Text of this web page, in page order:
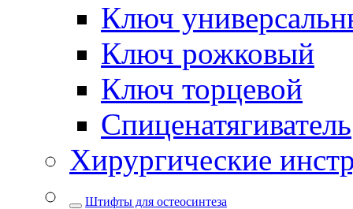
Ключ
Ключ рожковый
Ключ торцевой
Спиценатягиватель
Хирургические
Штифты для остеосинтеза